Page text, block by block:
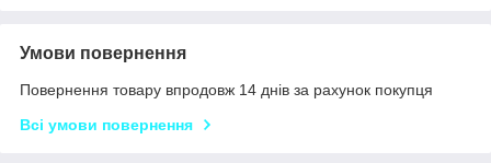
Умови повернення
Повернення товару впродовж 14 днів за рахунок покупця
Всі умови повернення